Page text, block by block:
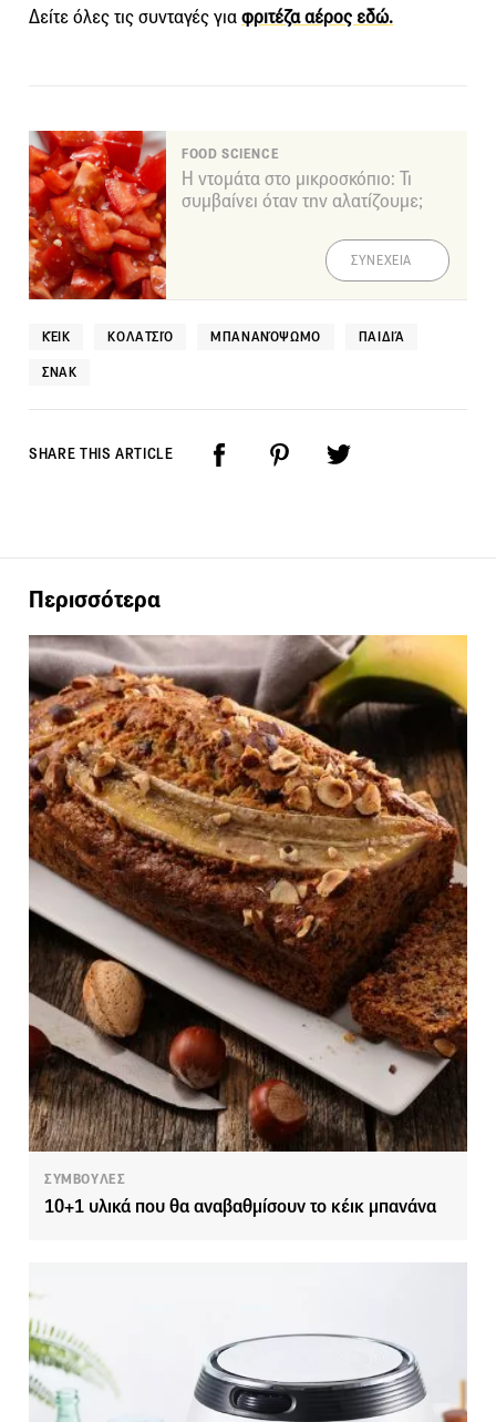
Δείτε όλες τις συνταγές γιαφριτέζα αέρος εδώ.
FOOD SCIENCE
Η ντομάτα στο μικροσκόπιο: Τι
συμβαίνει όταν την αλατίζουμε;
ΣΥΝΕΧΕΙΑ
ΚΈΙΚ ΚΟΛΑΤΣΙΌ ΜΠΑΝΑΝΌΨΩΜΟ ΠΑΙΔΙΆ
ΣΝΑΚ
SHARE THIS ARTICLE
Περισσότερα
ΣΥΜΒΟΥΛΕΣ
10+1 υλικά που θα αναβαθμίσουν το κέικ μπανάνα